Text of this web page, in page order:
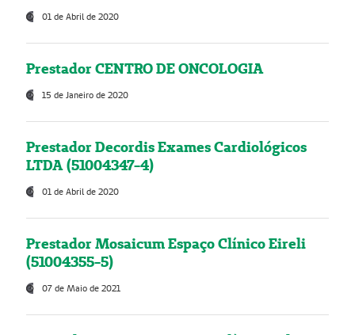
01 de Abril de 2020
Prestador CENTRO DE ONCOLOGIA
15 de Janeiro de 2020
Prestador Decordis Exames Cardiológicos
LTDA (51004347-4)
01 de Abril de 2020
Prestador Mosaicum Espaço Clínico Eireli
(51004355-5)
07 de Maio de 2021